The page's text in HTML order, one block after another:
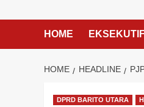
HOME
HOME HEADLINE
DPRD BARITO UTARA